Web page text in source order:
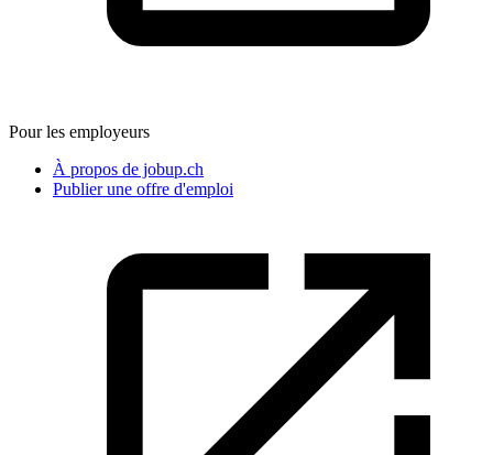
Pour les employeurs
À propos de jobup.ch
Publier une offre d'emploi